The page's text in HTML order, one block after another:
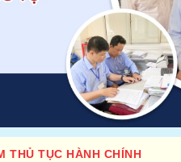
THỦ TỤC HÀNH CHÍNH